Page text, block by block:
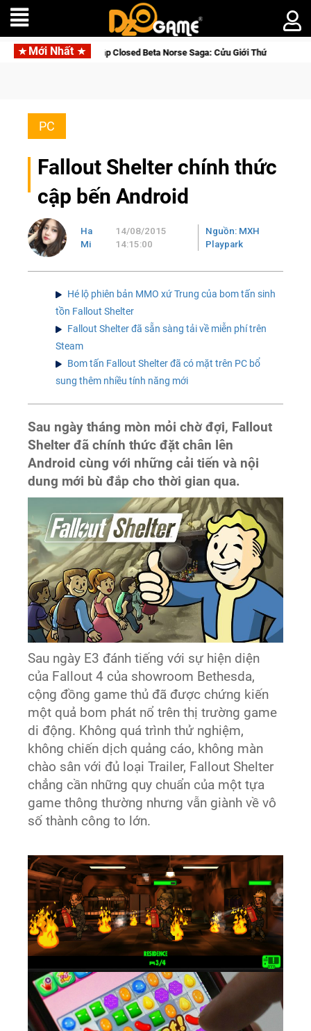
Mới Nhất
Nhập Closed Beta Norse Saga: Cửu Giới Thức Tỉnh, Săn DJI Osmo Pocket 3
PC
Fallout Shelter chính thức
cập bến Android
Ha
Mi
14/08/2015
14:15:00
Nguồn: MXH
Playpark
Hé lộ phiên bản MMO xứ Trung của bom tấn sinh
tồn Fallout Shelter
Fallout Shelter đã sẵn sàng tải về miễn phí trên
Steam
Bom tấn Fallout Shelter đã có mặt trên PC bổ
sung thêm nhiều tính năng mới
Sau ngày tháng mòn mỏi chờ đợi, Fallout
Shelter đã chính thức đặt chân lên
Android cùng với những cải tiến và nội
dung mới bù đắp cho thời gian qua.
Sau ngày E3 đánh tiếng với sự hiện diện
của Fallout 4 của showroom Bethesda,
cộng đồng game thủ đã được chứng kiến
một quả bom phát nổ trên thị trường game
di động. Không quá trình thử nghiệm,
không chiến dịch quảng cáo, không màn
chào sân với đủ loại Trailer, Fallout Shelter
chẳng cần những quy chuẩn của một tựa
game thông thường nhưng vẫn giành về vô
số thành công to lớn.